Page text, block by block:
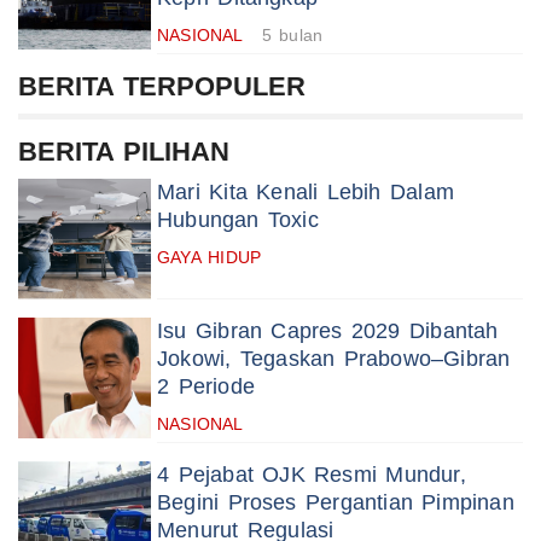
NASIONAL 5 bulan
BERITA TERPOPULER
BERITA PILIHAN
Mari Kita Kenali Lebih Dalam
Hubungan Toxic
GAYA HIDUP
Isu Gibran Capres 2029 Dibantah
Jokowi, Tegaskan Prabowo–Gibran
2 Periode
NASIONAL
4 Pejabat OJK Resmi Mundur,
Begini Proses Pergantian Pimpinan
Menurut Regulasi